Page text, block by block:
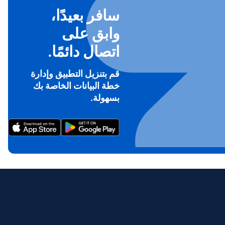
To
in
سافر بعيدًا،
وابق على
اتصال دائمًا.
قم بتنزيل التطبيق وإدارة
خطة البيانات الخاصة بك
بسهولة.